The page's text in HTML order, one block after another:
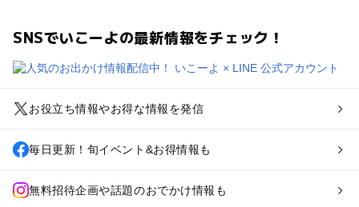
SNSでいこーよの最新情報をチェック！
お役立ち情報やお得な情報を発信
毎日更新！旬イベント&お得情報も
無料招待企画や話題のおでかけ情報も